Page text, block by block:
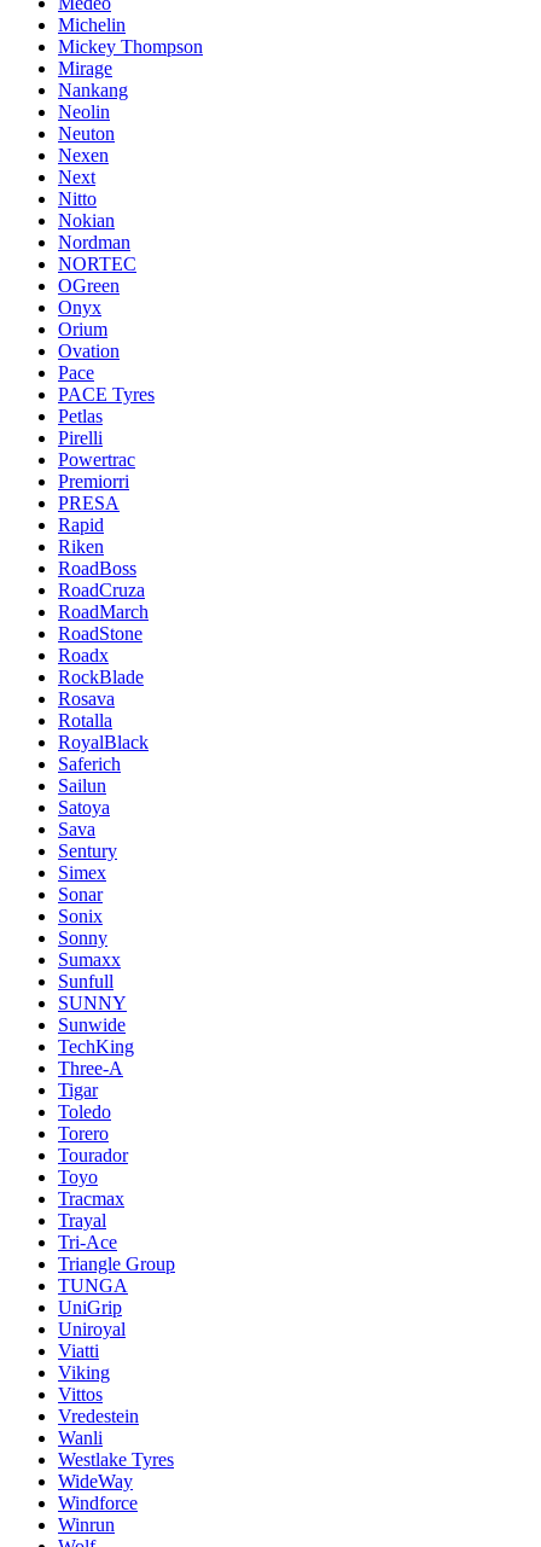
Michelin
Mickey Thompson
Mirage
Nankang
Neolin
Neuton
Nexen
Next
Nitto
Nokian
Nordman
NORTEC
OGreen
Onyx
Orium
Ovation
Pace
PACE Tyres
Petlas
Pirelli
Powertrac
Premiorri
PRESA
Rapid
Riken
RoadBoss
RoadCruza
RoadMarch
RoadStone
Roadx
RockBlade
Rosava
Rotalla
RoyalBlack
Saferich
Sailun
Satoya
Sava
Sentury
Simex
Sonar
Sonix
Sonny
Sumaxx
Sunfull
SUNNY
Sunwide
TechKing
Three-A
Tigar
Toledo
Torero
Tourador
Toyo
Tracmax
Trayal
Tri-Ace
Triangle Group
TUNGA
UniGrip
Uniroyal
Viatti
Viking
Vittos
Vredestein
Wanli
Westlake Tyres
WideWay
Windforce
Winrun